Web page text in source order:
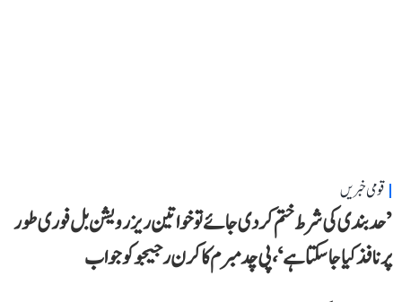
قومی خبریں
’حد بندی کی شرط ختم کر دی جائے تو خواتین ریزرویشن بل فوری طور
پر نافذ کیا جا سکتا ہے‘، پی چدمبرم کا کرن رجیجو کو جواب